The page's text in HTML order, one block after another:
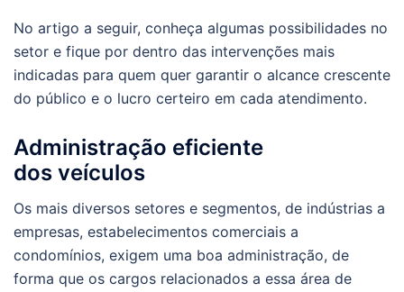
No artigo a seguir, conheça algumas possibilidades no
setor e fique por dentro das intervenções mais
indicadas para quem quer garantir o alcance crescente
do público e o lucro certeiro em cada atendimento.
Administração eficiente
dos veículos
Os mais diversos setores e segmentos, de indústrias a
empresas, estabelecimentos comerciais a
condomínios, exigem uma boa administração, de
forma que os cargos relacionados a essa área de